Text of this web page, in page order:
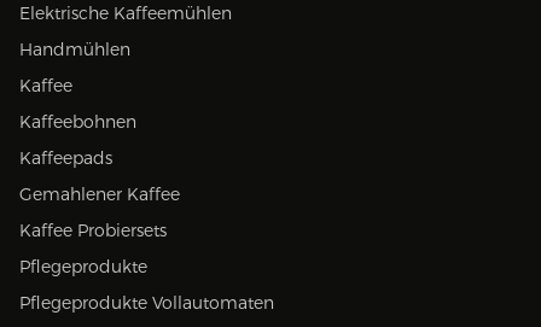
Elektrische Kaffeemühlen
Handmühlen
Kaffee
Kaffeebohnen
Kaffeepads
Gemahlener Kaffee
Kaffee Probiersets
Pflegeprodukte
Pflegeprodukte Vollautomaten